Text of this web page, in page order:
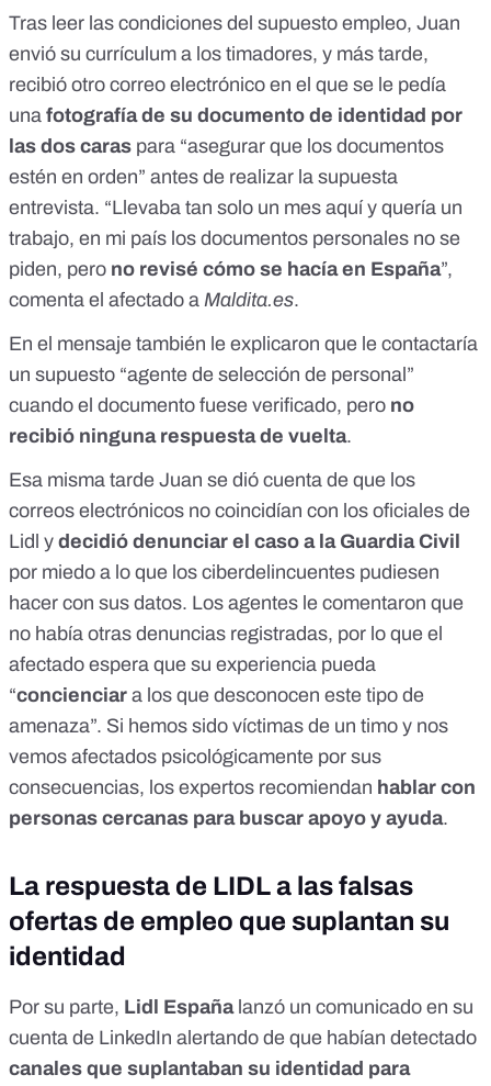
Tras leer las condiciones del supuesto empleo, Juan
envió su currículum a los timadores, y más tarde,
recibió otro correo electrónico en el que se le pedía
una fotografía de su documento de identidad por
las dos caras para “asegurar que los documentos
estén en orden” antes de realizar la supuesta
entrevista. “Llevaba tan solo un mes aquí y quería un
trabajo, en mi país los documentos personales no se
piden, pero no revisé cómo se hacía en España”,
comenta el afectado a Maldita.es.
En el mensaje también le explicaron que le contactaría
un supuesto “agente de selección de personal”
cuando el documento fuese verificado, pero no
recibió ninguna respuesta de vuelta.
Esa misma tarde Juan se dió cuenta de que los
correos electrónicos no coincidían con los oficiales de
Lidl y decidió denunciar el caso a la Guardia Civil
por miedo a lo que los ciberdelincuentes pudiesen
hacer con sus datos. Los agentes le comentaron que
no había otras denuncias registradas, por lo que el
afectado espera que su experiencia pueda
“concienciar a los que desconocen este tipo de
amenaza”. Si hemos sido víctimas de un timo y nos
vemos afectados psicológicamente por sus
consecuencias, los expertos recomiendan hablar con
personas cercanas para buscar apoyo y ayuda.
La respuesta de LIDL a las falsas
ofertas de empleo que suplantan su
identidad
Por su parte, Lidl Españalanzó un comunicado en su
cuenta de LinkedIn alertando de que habían detectado
canales que suplantaban su identidad para